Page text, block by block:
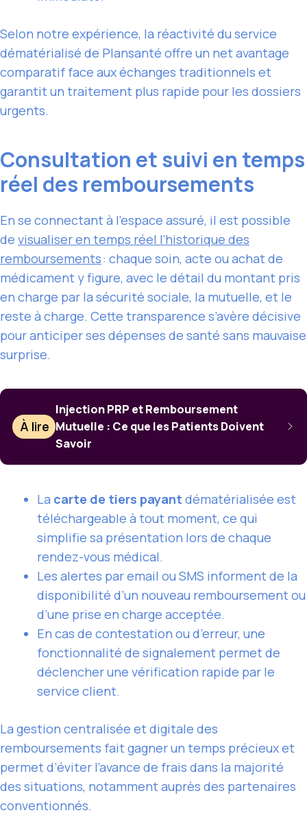
Selon notre expérience, la réactivité du service
dématérialisé de Plansanté offre un net avantage
comparatif face aux échanges traditionnels et
garantit un traitement plus rapide pour les dossiers
urgents.
Consultation et suivi en temps
réel des remboursements
En se connectant à l’espace assuré, il est possible
de visualiser en temps réel l’historique des
remboursements: chaque soin, acte ou achat de
médicament y figure, avec le détail du montant pris
en charge par la sécurité sociale, la mutuelle, et le
reste à charge. Cette transparence s’avère décisive
pour anticiper ses dépenses de santé sans mauvaise
surprise.
À lire
Injection PRP et Remboursement
Mutuelle : Ce que les Patients Doivent
Savoir
La carte de tiers payant dématérialisée est
téléchargeable à tout moment, ce qui
simplifie sa présentation lors de chaque
rendez-vous médical.
Les alertes par email ou SMS informent de la
disponibilité d’un nouveau remboursement ou
d’une prise en charge acceptée.
En cas de contestation ou d’erreur, une
fonctionnalité de signalement permet de
déclencher une vérification rapide par le
service client.
La gestion centralisée et digitale des
remboursements fait gagner un temps précieux et
permet d’éviter l’avance de frais dans la majorité
des situations, notamment auprès des partenaires
conventionnés.